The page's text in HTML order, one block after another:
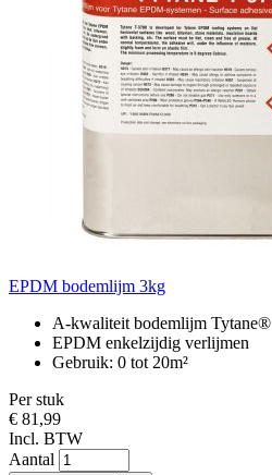
EPDM bodemlijm 3kg
A-kwaliteit bodemlijm Tytane®
EPDM enkelzijdig verlijmen
Gebruik: 0 tot 20m²
Per stuk
€ 81,99
Incl. BTW
Aantal